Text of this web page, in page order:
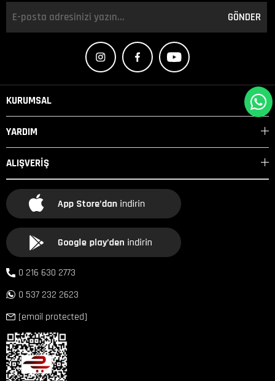
GÖNDER
KURUMSAL
YARDIM
ALIŞVERİŞ
0 216 630 2773
0 537 232 2623
[email protected]